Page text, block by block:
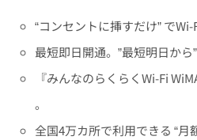
“コンセントに挿すだけ” でWi-
最短即日開通。”最短明日から
『みんなのらくらくWi-Fi
。
全国4万カ所で利用できる “月